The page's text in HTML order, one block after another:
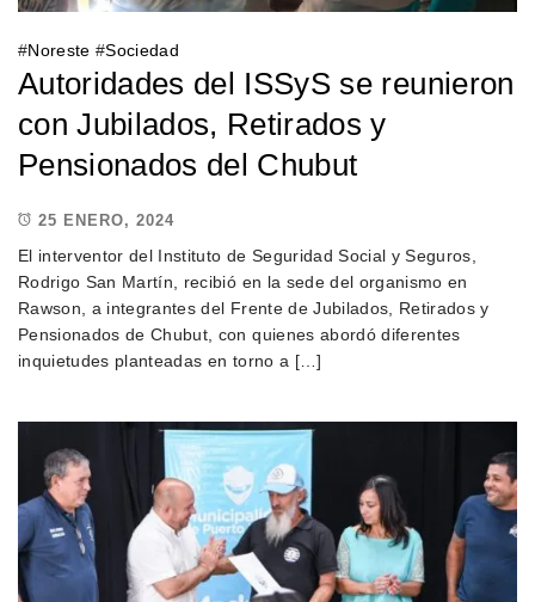
#Noreste #Sociedad
Autoridades del ISSyS se reunieron
con Jubilados, Retirados y
Pensionados del Chubut
25 ENERO, 2024
El interventor del Instituto de Seguridad Social y Seguros,
Rodrigo San Martín, recibió en la sede del organismo en
Rawson, a integrantes del Frente de Jubilados, Retirados y
Pensionados de Chubut, con quienes abordó diferentes
inquietudes planteadas en torno a […]